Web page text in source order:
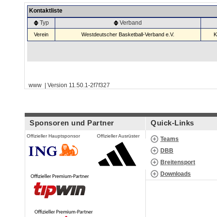
Kontaktliste
Typ
Verband
Verein Westdeutscher Basketball-Verband e.V.
www | Version 11.50.1-2f7f327
Sponsoren und Partner
Offizieller Hauptsponsor Offizieller Ausrüster
Quick-Links
Teams
DBB
Breitensport
Downloads